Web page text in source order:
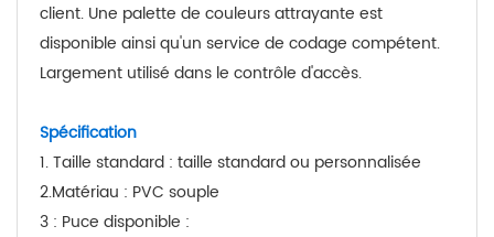
client. Une palette de couleurs attrayante est
disponible ainsi qu'un service de codage compétent.
Largement utilisé dans le contrôle d'accès.
Spécification
1. Taille standard : taille standard ou personnalisée
2.Matériau : PVC souple
3 : Puce disponible :